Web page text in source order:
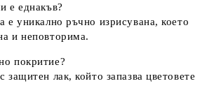
е еднакъв?
еуникално ръчно изрисувана, което
и неповторима.
покритие?
защитен лак, който запазва цветовете